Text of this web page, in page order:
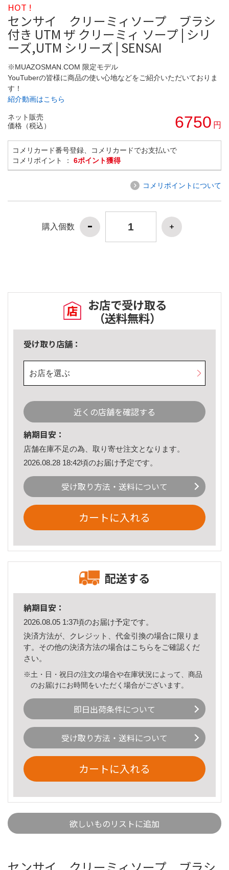
HOT !
センサイ クリーミィソープ ブラシ
付き UTM ザ クリーミィ ソープ | シリ
ーズ,UTM シリーズ | SENSAI
※MUAZOSMAN.COM 限定モデル
YouTuberの皆様に商品の使い心地などをご紹介いただいておりま
す！
紹介動画はこちら
ネット販売
価格（税込）
6750 円
コメリカード番号登録、コメリカードでお支払いで
コメリポイント ： 6ポイント獲得
コメリポイントについて
購入個数
お店で受け取る
（送料無料）
受け取り店舗：
お店を選ぶ
近くの店舗を確認する
納期目安：
店舗在庫不足の為、取り寄せ注文となります。
2026.08.28 18:42頃のお届け予定です。
受け取り方法・送料について
カートに入れる
配送する
納期目安：
2026.08.05 1:37頃のお届け予定です。
決済方法が、クレジット、代金引換の場合に限りま
す。その他の決済方法の場合はこちら をご確認くだ
さい。
※土・日・祝日の注文の場合や在庫状況によって、商品
のお届けにお時間をいただく場合がございます。
即日出荷条件について
受け取り方法・送料について
カートに入れる
欲しいものリストに追加